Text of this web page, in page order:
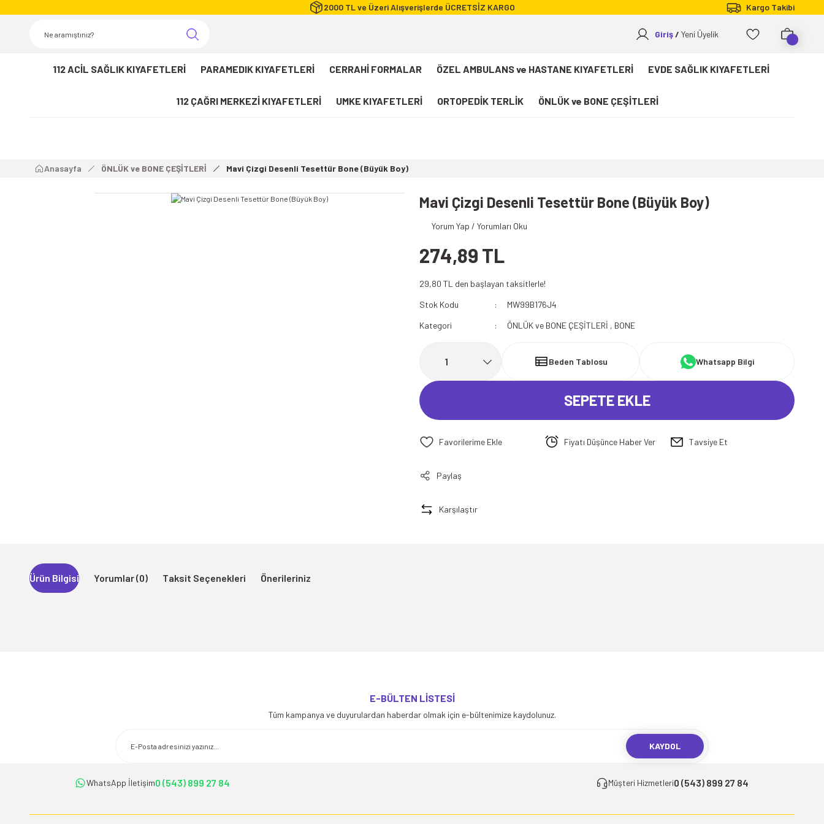
2000 TL ve Üzeri Alışverişlerde ÜCRETSİZ KARGO Kargo Takibi
Giriş Yeni Üyelik
112 ACİL SAĞLIK KIYAFETLERİ PARAMEDIK KIYAFETLERİ CERRAHİ FORMALAR ÖZEL AMBULANS ve HASTANE KIYAFETLERİ EVDE SAĞLIK KIYAFETLERİ
112 ÇAĞRI MERKEZİ KIYAFETLERİ UMKE KIYAFETLERİ ORTOPEDİK TERLİK ÖNLÜK ve BONE ÇEŞİTLERİ
Paramedik T-shirt
112 Paramedik Yelek
112 Acil Sağlık Polar
Paramedik Swit
Anasayfa ÖNLÜK ve BONE ÇEŞİTLERİ Mavi Çizgi Desenli Tesettür Bone (Büyük Boy)
Mavi Çizgi Desenli Tesettür Bone (Büyük Boy)
Yorum Yap / Yorumları Oku
274,89 TL
29,80 TL den başlayan taksitlerle!
Stok Kodu
MW99B176J4
Kategori
ÖNLÜK ve BONE ÇEŞİTLERİ , BONE
Beden Tablosu Whatsapp Bilgi
SEPETE EKLE
Fiyatı Düşünce Haber Ver Tavsiye Et
Paylaş
Karşılaştır
Ürün Bilgisi Yorumlar (0) Taksit Seçenekleri Önerileriniz
Ürün açıklamasında eksik bilgiler bulunuyor.
Ürün fiyatı diğer sitelerden daha pahalı.
E-BÜLTEN LİSTESİ
Tüm kampanya ve duyurulardan haberdar olmak için e-bültenimize kaydolunuz.
KAYDOL
WhatsApp İletişim0 (543) 899 27 84 Müşteri Hizmetleri0 (543) 899 27 84